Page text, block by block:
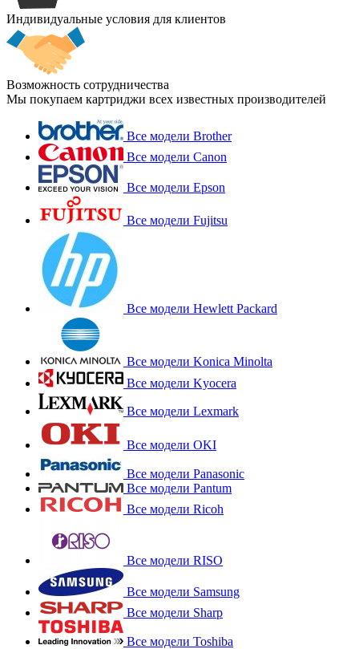
Индивидуальные условия для клиентов
Возможность сотрудничества
Мы покупаем картриджи всех известных производителей
Все модели Brother
Все модели Canon
Все модели Epson
Все модели Fujitsu
Все модели Hewlett Packard
Все модели Konica Minolta
Все модели Kyocera
Все модели Lexmark
Все модели OKI
Все модели Panasonic
Все модели Pantum
Все модели Ricoh
Все модели RISO
Все модели Samsung
Все модели Sharp
Все модели Toshiba